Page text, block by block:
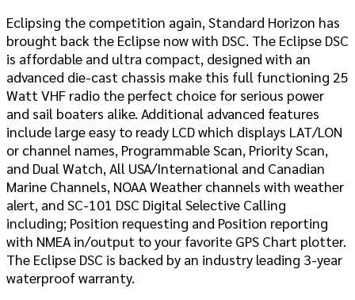
Eclipsing the competition again, Standard Horizon has
brought back the Eclipse now with DSC. The Eclipse DSC
is affordable and ultra compact, designed with an
advanced die-cast chassis make this full functioning 25
Watt VHF radio the perfect choice for serious power
and sail boaters alike. Additional advanced features
include large easy to ready LCD which displays LAT/LON
or channel names, Programmable Scan, Priority Scan,
and Dual Watch, All USA/International and Canadian
Marine Channels, NOAA Weather channels with weather
alert, and SC-101 DSC Digital Selective Calling
including; Position requesting and Position reporting
with NMEA in/output to your favorite GPS Chart plotter.
The Eclipse DSC is backed by an industry leading 3-year
waterproof warranty.